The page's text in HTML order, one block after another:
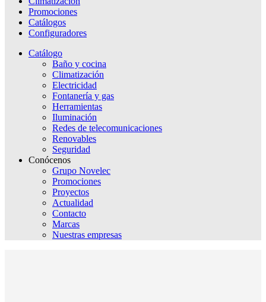
Promociones
Catálogos
Configuradores
Catálogo
Baño y cocina
Climatización
Electricidad
Fontanería y gas
Herramientas
Iluminación
Redes de telecomunicaciones
Renovables
Seguridad
Conócenos
Grupo Novelec
Promociones
Proyectos
Actualidad
Contacto
Marcas
Nuestras empresas